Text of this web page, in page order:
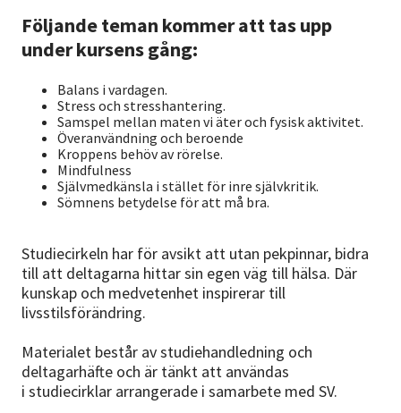
Följande teman kommer att tas upp
under kursens gång:
Balans i vardagen.
Stress och stresshantering.
Samspel mellan maten vi äter och fysisk aktivitet.
Överanvändning och beroende
Kroppens behöv av rörelse.
Mindfulness
Självmedkänsla i stället för inre självkritik.
Sömnens betydelse för att må bra.
Studiecirkeln har för avsikt att utan pekpinnar, bidra
till att deltagarna hittar sin egen väg till hälsa. Där
kunskap och medvetenhet inspirerar till
livsstilsförändring.
Materialet består av studiehandledning och
deltagarhäfte och är tänkt att användas
i studiecirklar arrangerade i samarbete med SV.